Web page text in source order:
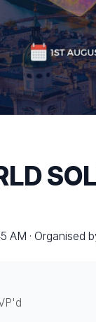
AM · Organised